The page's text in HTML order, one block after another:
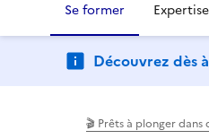
Se former
Découvrez dès
🎬 Prêts à plonger